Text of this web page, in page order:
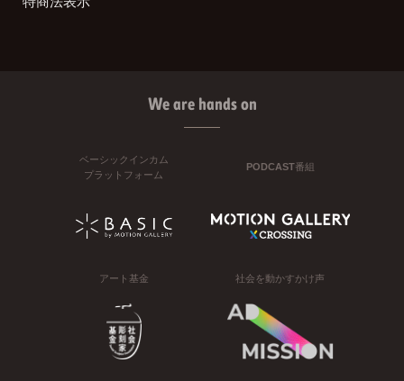
We are hands on
ベーシックインカム
プラットフォーム
PODCAST番組
アート基金 社会を動かすかけ声